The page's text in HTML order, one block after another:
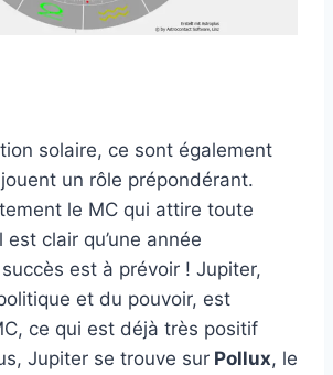
solaire, ce sont également
un rôle prépondérant.
le MC qui attire toute
est clair qu’une année
est à prévoir ! Jupiter,
et du pouvoir, est
ce qui est déjà très positif
Jupiter se trouve sur Pollux, le